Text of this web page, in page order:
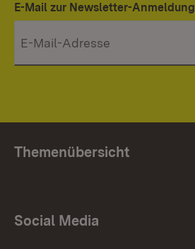
E-Mail zur Newsletter-Anmeldung
Themenübersicht
Social Media